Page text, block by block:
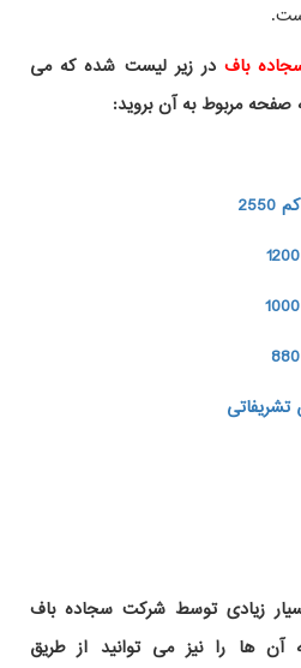
بافدر زیر لیست شده که می
صفحه مربوط به آن بروید:
زیادی توسط شرکت سجاده باف
ها را نیز می توانید از طریق